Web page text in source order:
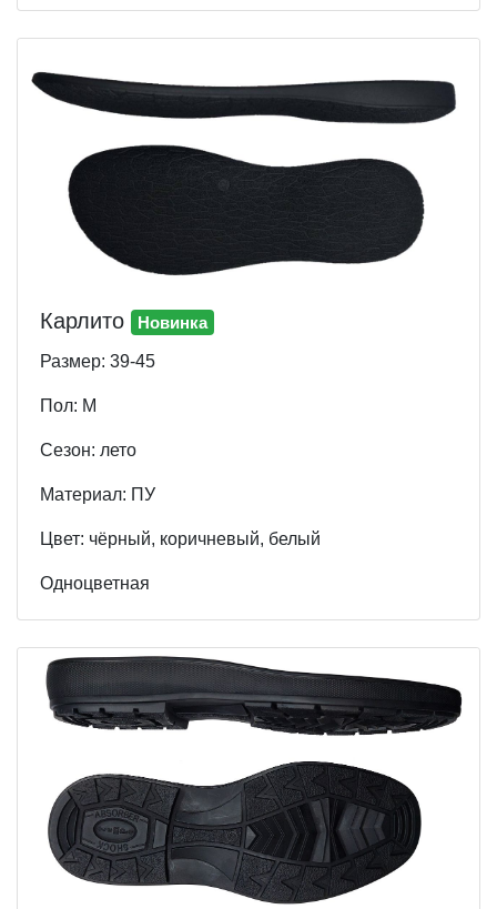
Карлито Новинка
Размер: 39-45
Пол: М
Cезон: лето
Материал: ПУ
Цвет: чёрный, коричневый, белый
Одноцветная